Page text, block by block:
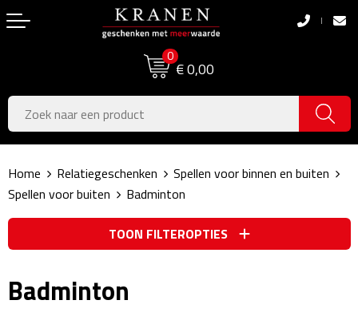
0
€ 0,00
Boodschappentassen
Boodschappentassen
Jute tassen
Katoenen draagtassen
Opvouwbare tassen
Papieren tassen
Schoudertassen
Pasen
Koningsdag
Zomer
Voetbal, EK & WK
Sinterklaas
Kerstpakketten
Home Relatiegeschenken
Spellen voor binnen en buiten
Spellen voor buiten
Badminton
TOON FILTEROPTIES
Badminton